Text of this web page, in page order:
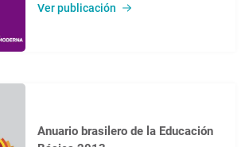
Ver publicación
Anuario brasilero de la Educación